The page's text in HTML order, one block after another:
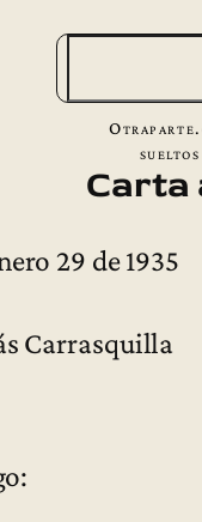
sueltos
Carta
29 de 1935
Carrasquilla